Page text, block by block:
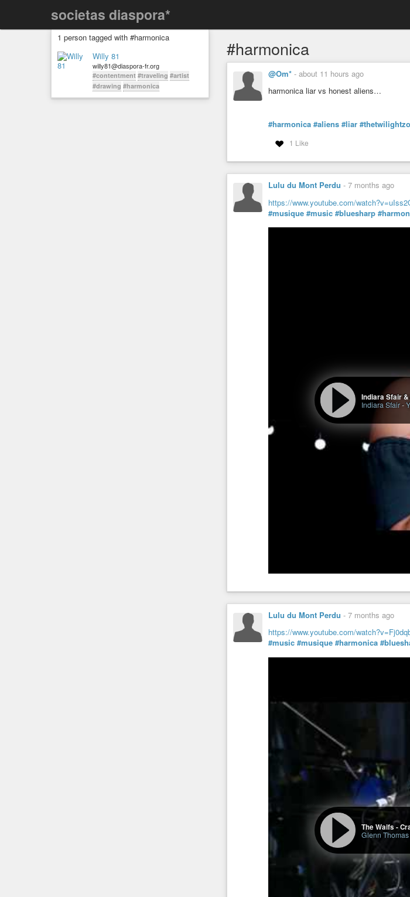
societas diaspora*
1 person tagged with #harmonica
Willy 81
willy81@diaspora-fr.org
#contentment #traveling #artist
#drawing #harmonica
#harmonica
@Om* - about 11 hours ago
harmonica liar vs honest aliens…
#harmonica #aliens #liar
1 Like
Lulu du Mont Perdu - 7 months ago
https://www.youtube.com/
#musique #music #bluesharp
Indiara Sfair
Indiara Sfair-
Lulu du Mont Perdu - 7 months ago
https://www.youtube.com/
#music #musique #harmonica
The Waifs -
Glenn Thomas